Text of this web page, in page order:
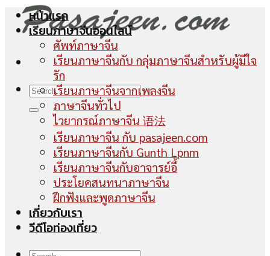
หน้าแรก
เรียนภาษาจีนออนไลน์
ศัพท์ภาษาจีน
เรียนภาษาจีนกับ กลุ่มภาษาจีนสำหรับผู้มีใจ
รัก
เรียนภาษาจีนจากเพลงจีน
ภาษาจีนทั่วไป
ไวยากรณ์ภาษาจีน 语法
เรียนภาษาจีน กับ pasajeen.com
เรียนภาษาจีนกับ Gunth Lpnm
เรียนภาษาจีนกับอาจารย์อี้
ประโยคสนทนาภาษาจีน
ฝึกฟังและพูดภาษาจีน
เกี่ยวกับเรา
วีดีโอท่องเที่ยว